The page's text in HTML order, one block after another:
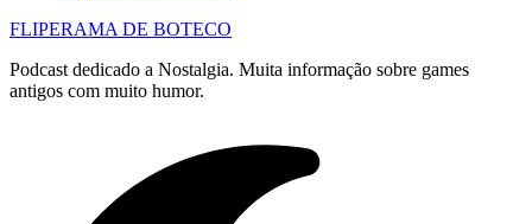
FLIPERAMA DE BOTECO
Podcast dedicado a Nostalgia. Muita informação sobre games
antigos com muito humor.